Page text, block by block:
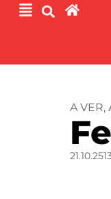
A VER,
21.10.25